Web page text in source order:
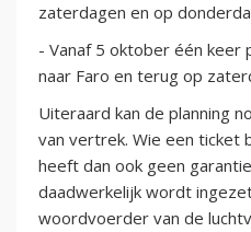
zaterdagen en op
- Vanaf 5 oktober één keer
naar Faro en terug op
Uiteraard kan de planning
van vertrek. Wie een ticket
heeft dan ook geen
daadwerkelijk wordt
woordvoerder van de